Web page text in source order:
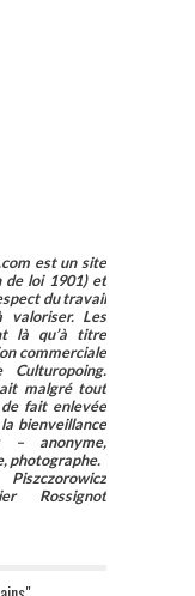
est un site
de loi 1901) et
du travail
valoriser. Les
là qu’à titre
commerciale
malgré tout
fait enlevée
bienveillance
– anonyme,
photographe.
Rossignot